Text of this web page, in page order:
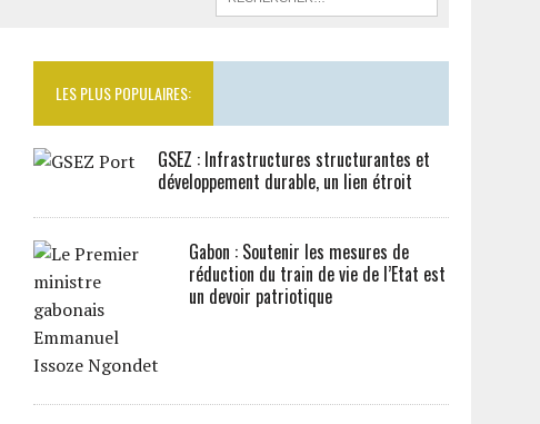
LES PLUS POPULAIRES:
GSEZ : Infrastructures structurantes et
développement durable, un lien étroit
Gabon : Soutenir les mesures de
réduction du train de vie de l’Etat est
un devoir patriotique